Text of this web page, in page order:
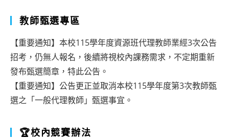
教師甄選專區
【重要通知】本校115學年度資源班代理教師業經3次公告
招考，仍無人報名，後續將視校內課務需求，不定期重新
發布甄選簡章，特此公告。
【重要通知】公告更正並取消本校115學年度第3次教師甄
選之「一般代理教師」甄選事宜。
🏆校內競賽辦法